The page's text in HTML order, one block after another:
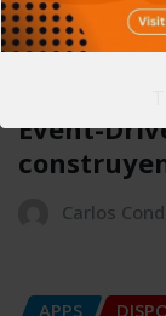
APPS
SIN
Event-
Carlos
APPS